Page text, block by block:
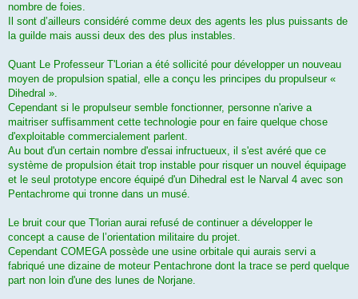
nombre de foies.
Il sont d’ailleurs considéré comme deux des agents les plus puissants de
la guilde mais aussi deux des des plus instables.
Quant Le Professeur T'Lorian a été sollicité pour développer un nouveau
moyen de propulsion spatial, elle a conçu les principes du propulseur «
Dihedral ».
Cependant si le propulseur semble fonctionner, personne n'arive a
maitriser suffisamment cette technologie pour en faire quelque chose
d'exploitable commercialement parlent.
Au bout d'un certain nombre d'essai infructueux, il s'est avéré que ce
système de propulsion était trop instable pour risquer un nouvel équipage
et le seul prototype encore équipé d'un Dihedral est le Narval 4 avec son
Pentachrome qui tronne dans un musé.
Le bruit cour que T'lorian aurai refusé de continuer a développer le
concept a cause de l’orientation militaire du projet.
Cependant COMEGA possède une usine orbitale qui aurais servi a
fabriqué une dizaine de moteur Pentachrone dont la trace se perd quelque
part non loin d'une des lunes de Norjane.